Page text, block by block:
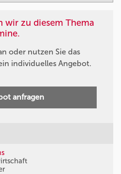
wir zu diesem Thema
oder nutzen Sie das
individuelles Angebot.
anfragen